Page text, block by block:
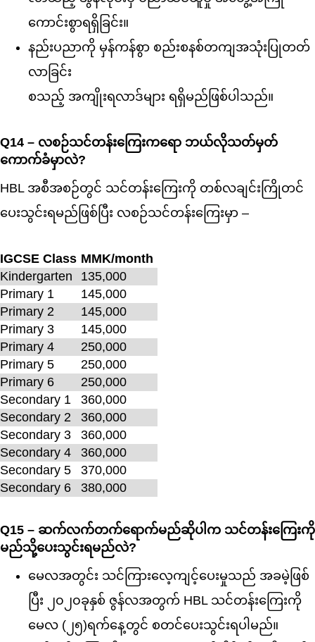
ကောင်းစွာရရှိခြင်း။
နည်းပညာကို မှန်ကန်စွာ စည်းစနစ်တကျအသုံးပြုတတ်
လာခြင်း
စသည့် အကျိုးရလာဒ်များ ရရှိမည်ဖြစ်ပါသည်။
Q14 – လစဉ်သင်တန်းကြေးကရော ဘယ်လိုသတ်မှတ်
ကောက်ခံမှာလဲ?
HBL အစီအစဉ်တွင် သင်တန်းကြေးကို တစ်လချင်းကြိုတင်
ပေးသွင်းရမည်ဖြစ်ပြီး လစဉ်သင်တန်းကြေးမှာ –
IGCSE Class MMK/month
Kindergarten
135,000
Primary 1
145,000
Primary 2
145,000
Primary 3
145,000
Primary 4
250,000
Primary 5
250,000
Primary 6
250,000
Secondary 1
360,000
Secondary 2
360,000
Secondary 3
360,000
Secondary 4
360,000
Secondary 5
370,000
Secondary 6
380,000
Q15 – ဆက်လက်တက်ရောက်မည်ဆိုပါက သင်တန်းကြေးကို
မည်သို့ပေးသွင်းရမည်လဲ?
မေလအတွင်း သင်ကြားလေ့ကျင့်ပေးမှုသည် အခမဲ့ဖြစ်
ပြီး ၂၀၂၀ခုနှစ် ဇွန်လအတွက် HBL သင်တန်းကြေးကို
မေလ (၂၅)ရက်နေ့တွင် စတင်ပေးသွင်းရပါမည်။